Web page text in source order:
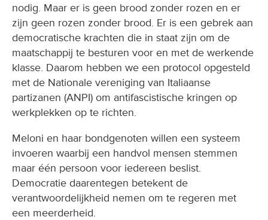
nodig. Maar er is geen brood zonder rozen en er
zijn geen rozen zonder brood. Er is een gebrek aan
democratische krachten die in staat zijn om de
maatschappij te besturen voor en met de werkende
klasse. Daarom hebben we een protocol opgesteld
met de Nationale vereniging van Italiaanse
partizanen (ANPI) om antifascistische kringen op
werkplekken op te richten.
Meloni en haar bondgenoten willen een systeem
invoeren waarbij een handvol mensen stemmen
maar één persoon voor iedereen beslist.
Democratie daarentegen betekent de
verantwoordelijkheid nemen om te regeren met
een meerderheid.